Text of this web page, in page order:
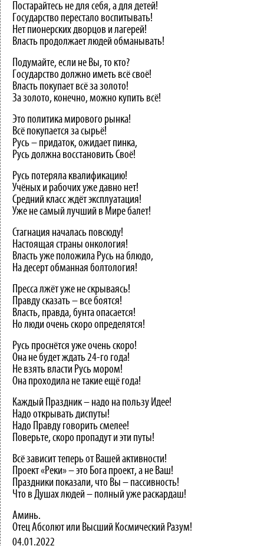
Постарайтесь не для себя, а для детей!
Государство перестало воспитывать!
Нет пионерских дворцов и лагерей!
Власть продолжает людей обманывать!
Подумайте, если не Вы, то кто?
Государство должно иметь всё своё!
Власть покупает всё за золото!
За золото, конечно, можно купить всё!
Это политика мирового рынка!
Всё покупается за сырьё!
Русь – придаток, ожидает пинка,
Русь должна восстановить Своё!
Русь потеряла квалификацию!
Учёных и рабочих уже давно нет!
Средний класс ждёт эксплуатация!
Уже не самый лучший в Мире балет!
Стагнация началась повсюду!
Настоящая страны онкология!
Власть уже положила Русь на блюдо,
На десерт обманная болтология!
Пресса лжёт уже не скрываясь!
Правду сказать – все боятся!
Власть, правда, бунта опасается!
Но люди очень скоро определятся!
Русь проснётся уже очень скоро!
Она не будет ждать 24-го года!
Не взять власти Русь мором!
Она проходила не такие ещё года!
Каждый Праздник – надо на пользу Идее!
Надо открывать диспуты!
Надо Правду говорить смелее!
Поверьте, скоро пропадут и эти путы!
Всё зависит теперь от Вашей активности!
Проект «Реки» – это Бога проект, а не Ваш!
Праздники показали, что Вы – пассивность!
Что в Душах людей – полный уже раскардаш!
Аминь.
Отец Абсолют или Высший Космический Разум!
04.01.2022